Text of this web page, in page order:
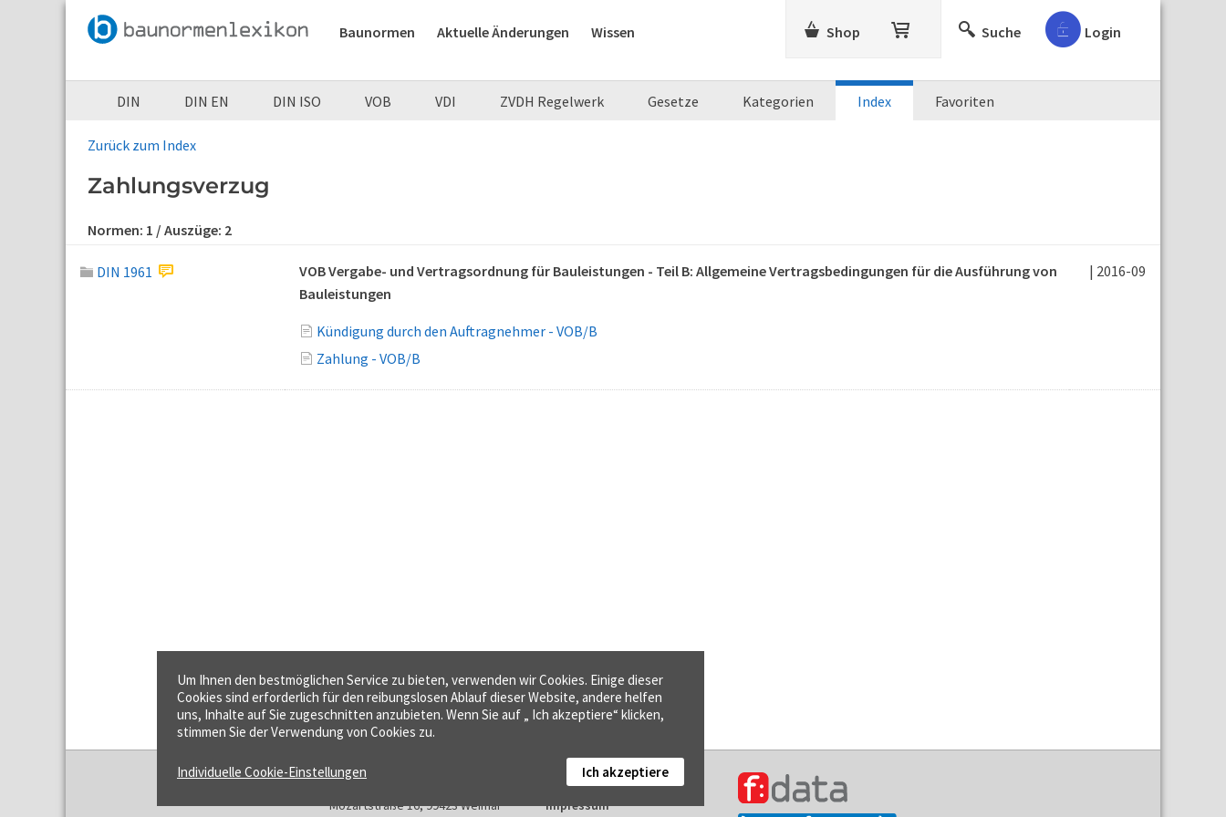
Baunormen Aktuelle Änderungen Wissen Shop Suche Login
DIN DIN EN DIN ISO VOB VDI ZVDH Regelwerk Gesetze Kategorien Index Favoriten
Zurück zum Index
Zahlungsverzug
Normen: 1 / Auszüge: 2
DIN 1961
VOB Vergabe- und Vertragsordnung für Bauleistungen - Teil B: Allgemeine Vertragsbedingungen für die Ausführung von
Bauleistungen
| 2016-09
Kündigung durch den Auftragnehmer - VOB/B
Zahlung - VOB/B
f:data GmbH
Mozartstraße 16, 99423 Weimar
Kontakt
Impressum
Um Ihnen den bestmöglichen Service zu bieten, verwenden wir Cookies. Einige dieser
Cookies sind erforderlich für den reibungslosen Ablauf dieser Website, andere helfen
uns, Inhalte auf Sie zugeschnitten anzubieten. Wenn Sie auf „ Ich akzeptiere“ klicken,
stimmen Sie der Verwendung von Cookies zu.
Individuelle Cookie-Einstellungen Ich akzeptiere